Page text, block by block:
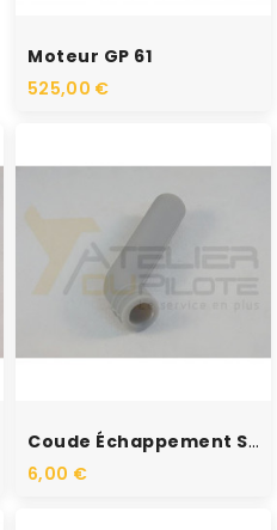
Moteur GP 61
525,00 €
Coude Échappement Silicone...
6,00 €